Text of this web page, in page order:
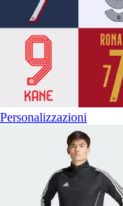
Personalizzazioni